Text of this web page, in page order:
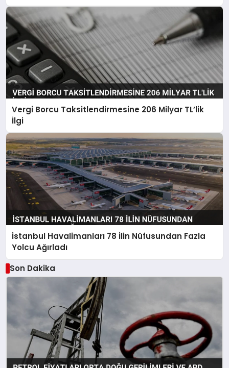
Vergi Borcu Taksitlendirmesine 206 Milyar TL’lik
İlgi
İstanbul Havalimanları 78 İlin Nüfusundan Fazla
Yolcu Ağırladı
Son Dakika